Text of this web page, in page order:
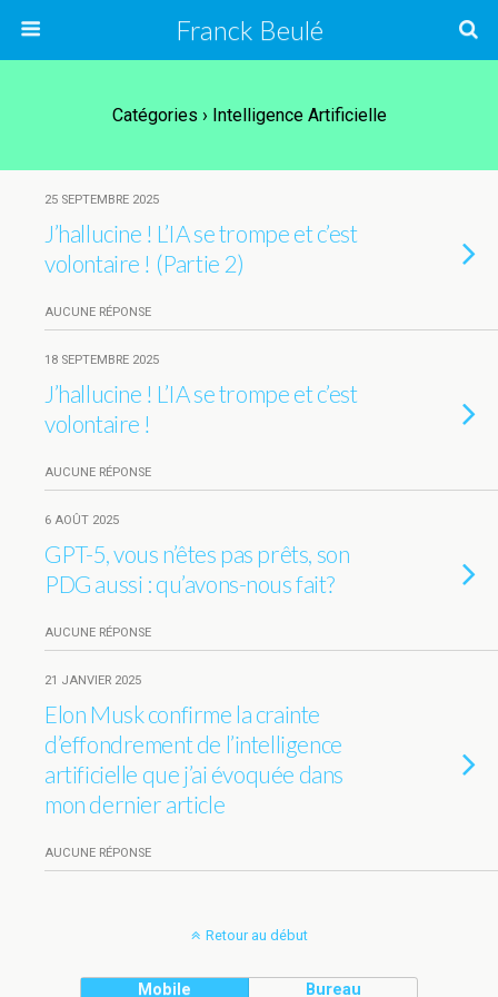
Franck Beulé
Catégories › Intelligence Artificielle
25 SEPTEMBRE 2025
J’hallucine ! L’IA se trompe et c’est
volontaire ! (Partie 2)
AUCUNE RÉPONSE
18 SEPTEMBRE 2025
J’hallucine ! L’IA se trompe et c’est
volontaire !
AUCUNE RÉPONSE
6 AOÛT 2025
GPT-5, vous n’êtes pas prêts, son
PDG aussi : qu’avons-nous fait?
AUCUNE RÉPONSE
21 JANVIER 2025
Elon Musk confirme la crainte
d’effondrement de l’intelligence
artificielle que j’ai évoquée dans
mon dernier article
AUCUNE RÉPONSE
Retour au début
Mobile Bureau